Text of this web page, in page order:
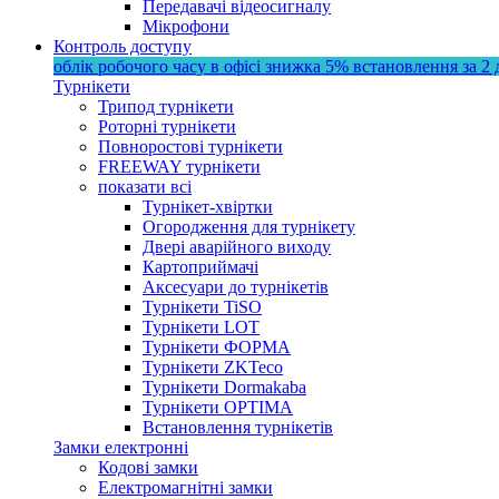
Передавачі відеосигналу
Мікрофони
Контроль доступу
облік робочого часу в офісі знижка 5% встановлення за 2
Турнікети
Трипод турнікети
Роторні турнікети
Повноростові турнікети
FREEWAY турнікети
показати всі
Турнікет-хвіртки
Огородження для турнікету
Двері аварійного виходу
Картоприймачі
Аксесуари до турнікетів
Турнікети TiSO
Турнікети LOT
Турнікети ФОРМА
Турнікети ZKTeco
Турнікети Dormakaba
Турнікети OPTIMA
Встановлення турнікетів
Замки електронні
Кодові замки
Електромагнітні замки